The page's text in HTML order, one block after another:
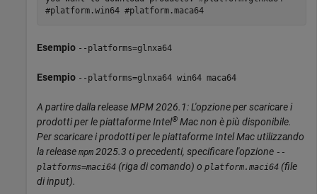
#platform.win64 #platform.maca64
Esempio --platforms=glnxa64
Esempio --platforms=glnxa64 win64 maca64
A partire dalla release MPM 2026.1: L'opzione per scaricare i
prodotti per le piattaforme Intel® Macnon è più disponibile.
Per scaricare i prodotti per le piattaforme IntelMacutilizzando
la release mpm 2025.3 o precedenti, specificare l'opzione --
platforms=maci64 (riga di comando) o platform.maci64 (file
di input).